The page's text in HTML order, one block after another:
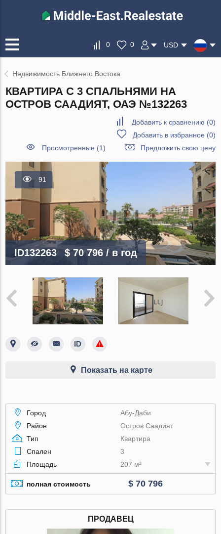
0 0 USD
Недвижимость Ближнего Востока
КВАРТИРА С 3 СПАЛЬНЯМИ НА
ОСТРОВ СААДИЯТ, ОАЭ №132263
Добавить к сравнению (0)
Добавить в избранное (0)
Просмотренные (1)
Предложить свою цену
91
ID132263 $ 70 796/ в год
Показать на карте
Город
Абу-Даби
Район
Остров Саадият
Тип
Квартира
Спален
3
Площадь
207 м²
полная стоимость $ 70 796
ПРОДАВЕЦ